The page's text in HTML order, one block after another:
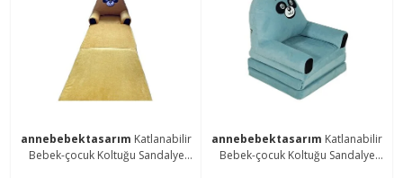
annebebektasarım Katlanabilir
Bebek-çocuk Koltuğu Sandalye
annebebektasarım Katlanabilir
Bebek-çocuk Koltuğu Sandalye